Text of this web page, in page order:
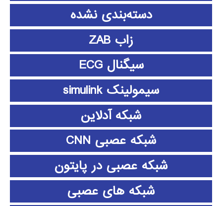
دسته‌بندی نشده
زاب ZAB
سیگنال ECG
سیمولینک simulink
شبکه آدلاین
شبکه عصبی CNN
شبکه عصبی در پایتون
شبکه های عصبی